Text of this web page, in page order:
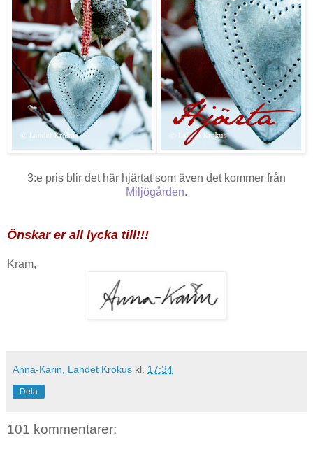
3:e pris blir det här hjärtat som även det kommer från
Miljögården.
Önskar er all lycka till!!!
Kram,
Anna-Karin, Landet Krokus kl. 17:34
Dela
101 kommentarer: